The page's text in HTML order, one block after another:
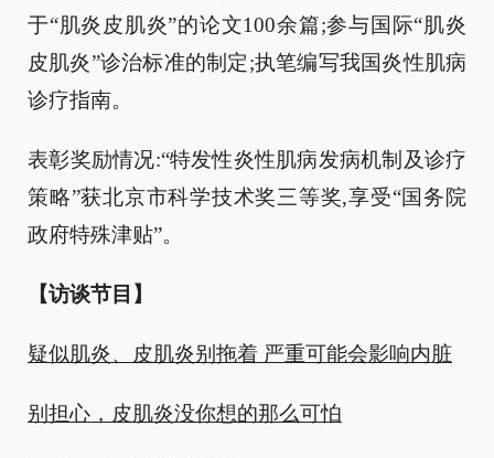
于“肌炎皮肌炎”的论文100余篇;参与国际“肌炎
皮肌炎”诊治标准的制定;执笔编写我国炎性肌病
诊疗指南。
表彰奖励情况:“特发性炎性肌病发病机制及诊疗
策略”获北京市科学技术奖三等奖,享受“国务院
政府特殊津贴”。
【访谈节目】
疑似肌炎、皮肌炎别拖着 严重可能会影响内脏
别担心，皮肌炎没你想的那么可怕